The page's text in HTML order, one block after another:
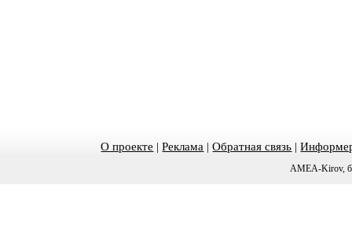
О проекте |Реклама |Обратная связь |
AMEA-Kirov,